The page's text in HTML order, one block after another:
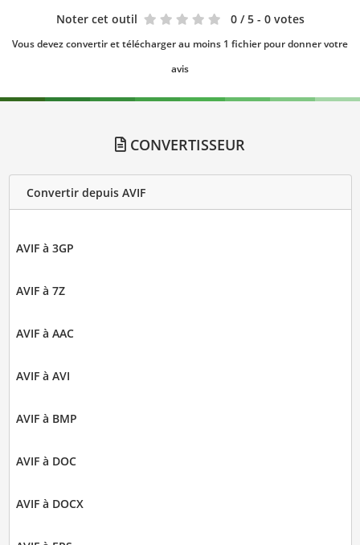
Noter cet outil 0 / 5 - 0 votes
Vous devez convertir et télécharger au moins 1 fichier pour donner votre
avis
CONVERTISSEUR
Convertir depuis AVIF
AVIF à 3GP
AVIF à 7Z
AVIF à AAC
AVIF à AVI
AVIF à BMP
AVIF à DOC
AVIF à DOCX